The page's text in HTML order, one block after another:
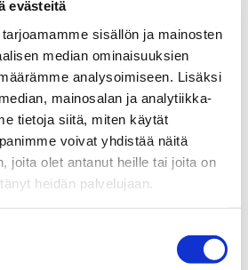
evästeitä
sisällön ja mainosten
median ominaisuuksien
analysoimiseen. Lisäksi
mainosalan ja analytiikka-
tietoja siitä, miten käytät
voivat yhdistää näitä
joita olet antanut heille tai joita on
heidän palvelujaan.
digitaalisen opetuksen tuen
Merinovan ja VESin Start-up
Leskinen ja Olli Raatikainen